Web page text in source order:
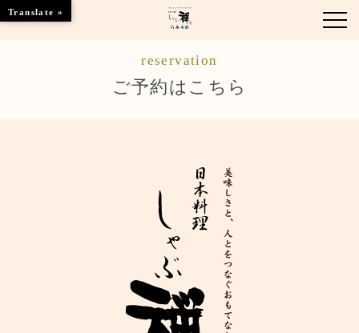
店舗情報
ご優待
ブランドトップ
ご予約はこちら
reservation
ご予約はこちら
Translate »